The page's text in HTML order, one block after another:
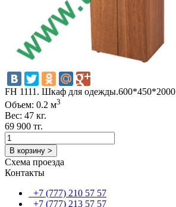
FH 1111. Шкаф для одежды.600*450*2000
Объем: 0.2 м3
Вес: 47 кг.
69 900 тг.
В корзину >
Схема проезда
Контакты
+7 (777) 210 57 57
+7 (777) 213 57 57